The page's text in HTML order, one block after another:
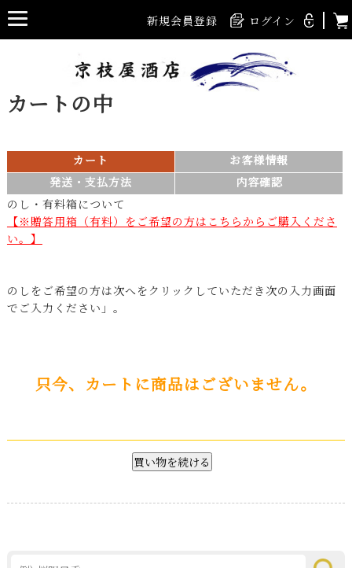
ログイン
新規会員登録
カートの中
カート
お客様情報
発送・支払方法
内容確認
のし・有料箱について
【※贈答用箱（有料）をご希望の方はこちらからご購入くださ
い。】
のしをご希望の方は次へをクリックしていただき次の入力画面
でご入力ください」。
只今、カートに商品はございません。